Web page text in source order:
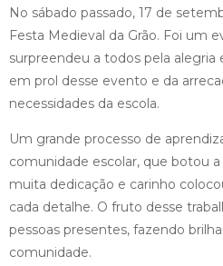
No sábado passado, 17 de
Festa Medieval da Grão. Foi um
surpreendeu a todos pela alegria
em prol desse evento e da
necessidades da escola.
Um grande processo de
comunidade escolar, que botou
muita dedicação e carinho
cada detalhe. O fruto desse
pessoas presentes, fazendo
comunidade.